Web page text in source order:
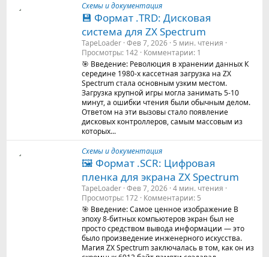
Схемы и документация
💾 Формат .TRD: Дисковая
система для ZX Spectrum
TapeLoader Фев 7, 2026 5 мин. чтения
Просмотры 142 Комментарии 1
🎯 Введение: Революция в хранении данных К
середине 1980-х кассетная загрузка на ZX
Spectrum стала основным узким местом.
Загрузка крупной игры могла занимать 5-10
минут, а ошибки чтения были обычным делом.
Ответом на эти вызовы стало появление
дисковых контроллеров, самым массовым из
которых...
Схемы и документация
🖼️ Формат .SCR: Цифровая
пленка для экрана ZX Spectrum
TapeLoader Фев 7, 2026 4 мин. чтения
Просмотры 172 Комментарии 5
🎯 Введение: Самое ценное изображение В
эпоху 8-битных компьютеров экран был не
просто средством вывода информации — это
было произведение инженерного искусства.
Магия ZX Spectrum заключалась в том, как он из